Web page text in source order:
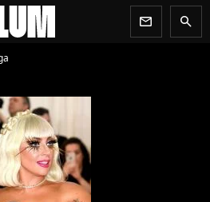
newsletter search